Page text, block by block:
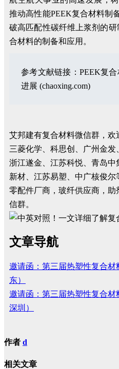
推动高性能PEEK复合材料制
破高匹配性碳纤维上浆剂的
合材料的制备和应用。
参考文献链接：PEEK复
进展 (chaoxing.com)
艾邦建有复合材料微信群，欢
三菱化学、科思创、广州金发
浙江遂金、江苏科悦、青岛
新材、江苏易塑、中广核俊尔
零配件厂商，玻纤供应商，
信群。
文章导航
邀请函：第三届热塑性复合材
东）
邀请函：第三届热塑性复合材
深圳）
作者 d
相关文章